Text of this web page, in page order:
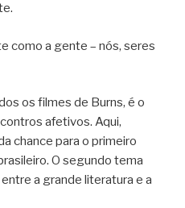
como a gente – nós, seres
os filmes de Burns, é o
afetivos. Aqui,
chance para o primeiro
O segundo tema
a grande literatura e a